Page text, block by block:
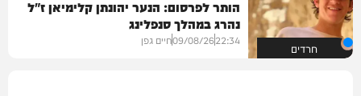
חרדים
הותר לפרסום: הנער יהונתן קלימיאן ז"ל
נהרג במהלך סנפלינג
22:34
09/08/26חיים גפן